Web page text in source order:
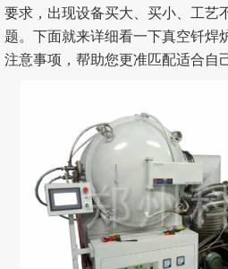
要求，出现设备买大、买小、工艺
题。下面就来详细看一下真空钎焊
注意事项，帮助您更准匹配适合自